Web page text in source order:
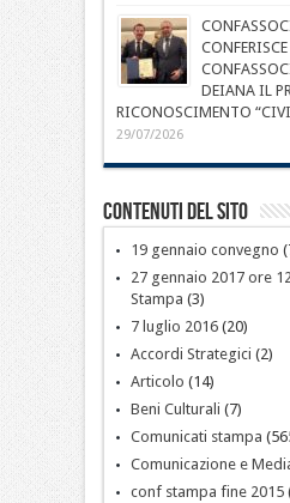
DEIANA IL
RICONOSCIMENTO
29/07/2026
Contenuti del sito
19 gennaio convegno
27 gennaio 2017 ore
Stampa (3)
7 luglio 2016(20)
Accordi Strategici (2)
Articolo (14)
Beni Culturali (7)
Comunicati stampa
Comunicazione e
conf stampa fine 2015